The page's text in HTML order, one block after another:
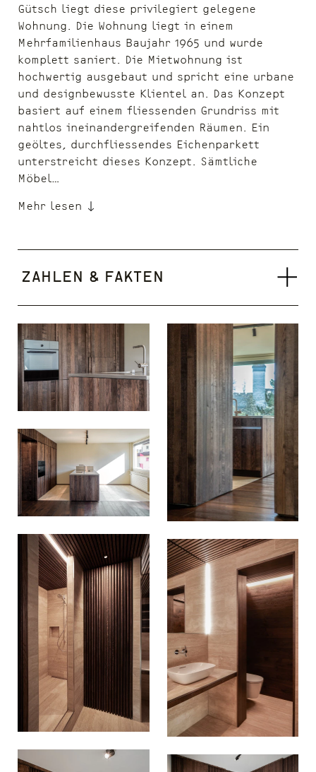
Gütsch liegt diese privilegiert gelegene
Wohnung. Die Wohnung liegt in einem
Mehrfamilienhaus Baujahr 1965 und wurde
komplett saniert. Die Mietwohnung ist
hochwertig ausgebaut und spricht eine urbane
und designbewusste Klientel an. Das Konzept
basiert auf einem fliessenden Grundriss mit
nahtlos ineinandergreifenden Räumen. Ein
geöltes, durchfliessendes Eichenparkett
unterstreicht dieses Konzept. Sämtliche
Möbel…
Mehr lesen
Zahlen & Fakten